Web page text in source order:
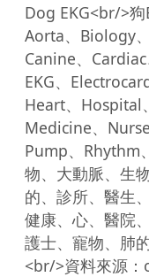
Dog EKG<br/>
Aorta、Biology
Canine、
EKG、
Heart、Hospital
Medicine、
Pump、Rhythm
物、大動脈、生
的、診所、醫生
健康、心、醫院
護士、寵物、肺
<br/>資料來源